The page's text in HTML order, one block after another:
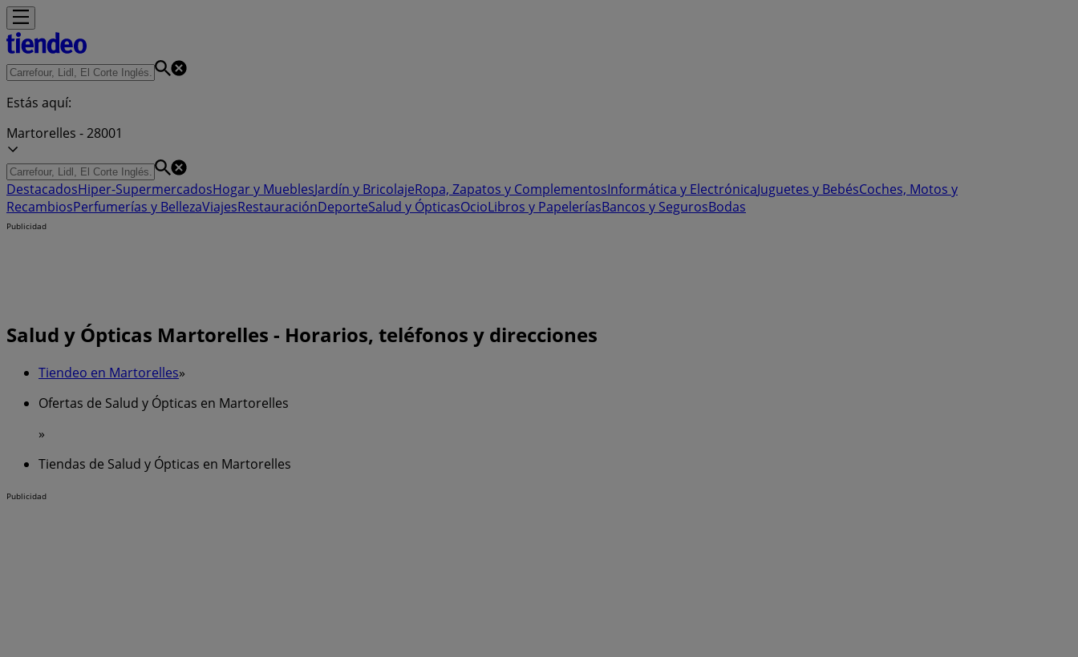
Estás aquí:
Martorelles - 28001
DestacadosHiper-SupermercadosHogar y MueblesJardín y BricolajeRopa, Zapatos y ComplementosInformática y ElectrónicaJuguetes y BebésCoches, Motos y
RecambiosPerfumerías y BellezaViajesRestauraciónDeporteSalud y ÓpticasOcioLibros y PapeleríasBancos y SegurosBodas
Publicidad
Salud y Ópticas Martorelles - Horarios, teléfonos y direcciones
Tiendeo en Martorelles»
Ofertas de Salud y Ópticas en Martorelles
»
Tiendas de Salud y Ópticas en Martorelles
Publicidad